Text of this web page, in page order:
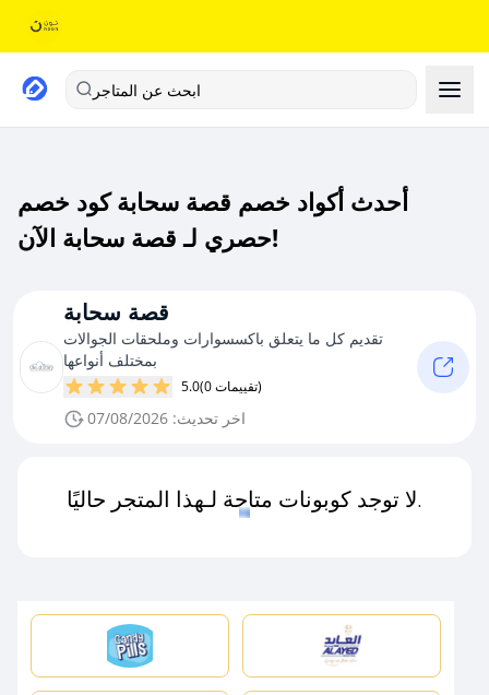
ابحث عن المتاجر
أحدث أكواد خصم قصة سحابة كود خصم
حصري لـ قصة سحابة الآن!
قصة سحابة
تقديم كل ما يتعلق باكسسوارات وملحقات الجوالات
بمختلف أنواعها
5.0 (0 تقييمات)
اخر تحديث: 07/08/2026
لا توجد كوبونات متاحة لـهذا المتجر حاليًا.